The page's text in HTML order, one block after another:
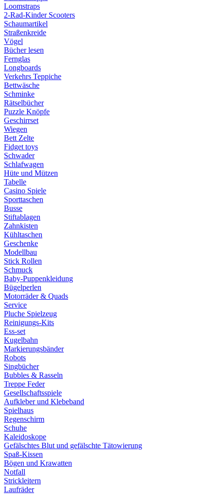
Loomstraps
2-Rad-Kinder Scooters
Schaumartikel
Straßenkreide
Vögel
Bücher lesen
Fernglas
Longboards
Verkehrs Teppiche
Bettwäsche
Schminke
Rätselbücher
Puzzle Knöpfe
Geschirrset
Wiegen
Bett Zelte
Fidget toys
Schwader
Schlafwagen
Hüte und Mützen
Tabelle
Casino Spiele
Sporttaschen
Busse
Stiftablagen
Zahnkisten
Kühltaschen
Geschenke
Modellbau
Stick Rollen
Schmuck
Baby-Puppenkleidung
Bügelperlen
Motorräder & Quads
Service
Pluche Spielzeug
Reinigungs-Kits
Ess-set
Kugelbahn
Markierungsbänder
Robots
Singbücher
Bubbles & Rasseln
Treppe Feder
Gesellschaftsspiele
Aufkleber und Klebeband
Spielhaus
Regenschirm
Schuhe
Kaleidoskope
Gefälschtes Blut und gefälschte Tätowierung
Spaß-Kissen
Bögen und Krawatten
Notfall
Strickleitern
Laufräder